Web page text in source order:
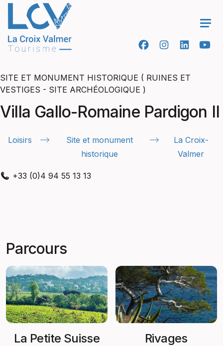
SITE ET MONUMENT HISTORIQUE ( RUINES ET
VESTIGES - SITE ARCHÉOLOGIQUE )
Villa Gallo-Romaine Pardigon II
Loisirs
Site et monument
historique
La Croix-
Valmer
+33 (0)4 94 55 13 13
Parcours
La Petite Suisse Rivages